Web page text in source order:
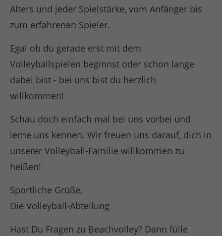
Alters und jeder Spielstärke, vom Anfänger bis
zum erfahrenen Spieler.
Egal ob du gerade erst mit dem
Volleyballspielen beginnst oder schon lange
dabei bist - bei uns bist du herzlich
willkommen!
Schau doch einfach mal bei uns vorbei und
lerne uns kennen. Wir freuen uns darauf, dich in
unserer Volleyball-Familie willkommen zu
heißen!
Sportliche Grüße,
Die Volleyball-Abteilung
Hast Du Fragen zu Beachvolley? Dann fülle